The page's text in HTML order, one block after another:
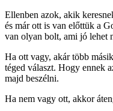
Ellenben azok, akik
és már ott is van előttük a
van olyan bolt, ami jó lehet
Ha ott vagy, akár több
téged választ. Hogy ennek
majd beszélni.
Ha nem vagy ott, akkor